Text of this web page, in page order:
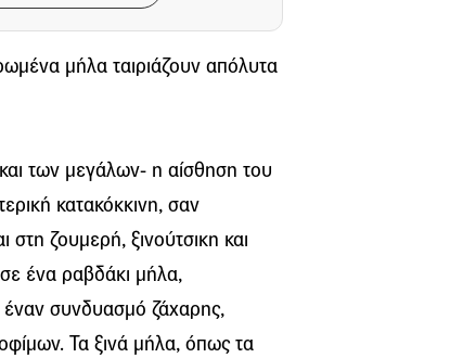
μήλα ταιριάζουν απόλυτα
των μεγάλων- η αίσθηση του
κατακόκκινη, σαν
στη ζουμερή, ξινούτσικη και
ένα ραβδάκι μήλα,
έναν συνδυασμό ζάχαρης,
Τα ξινά μήλα, όπως τα